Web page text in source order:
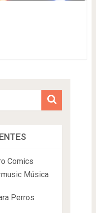
Comics
Música
Perros